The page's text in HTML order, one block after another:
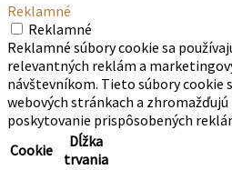
Reklamné
Reklamné
Reklamné súbory cookie sa
relevantných reklám a
návštevníkom. Tieto súbory cookie
webových stránkach a
poskytovanie prispôsobených
Cookie
Dĺžka
trvania